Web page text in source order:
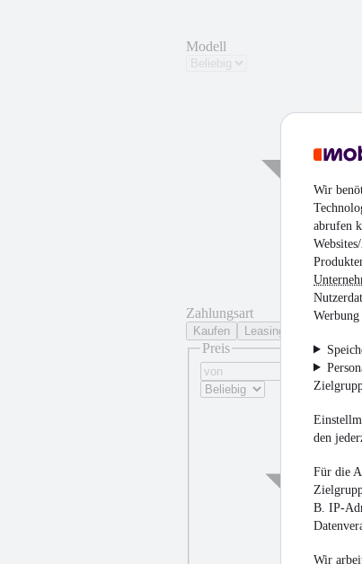
Wir
abrufen
den
Für die
B. IP-
Wir
Modell
Zahlungsart
Kaufen Leasing
Preis